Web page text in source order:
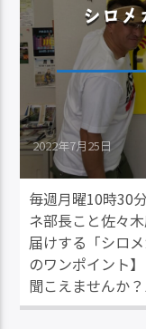
シロ
2022年7月25日
毎週月曜10時30
ネ部長こと佐々
届けする「シロ
のワンポイント
聞こえませんか